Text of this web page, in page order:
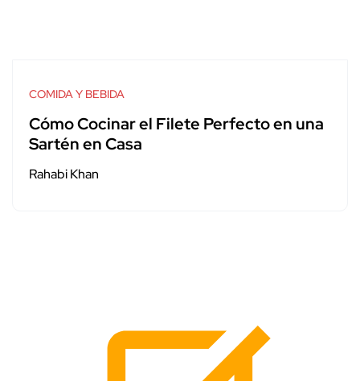
COMIDA Y BEBIDA
Cómo Cocinar el Filete Perfecto en una
Sartén en Casa
Rahabi Khan